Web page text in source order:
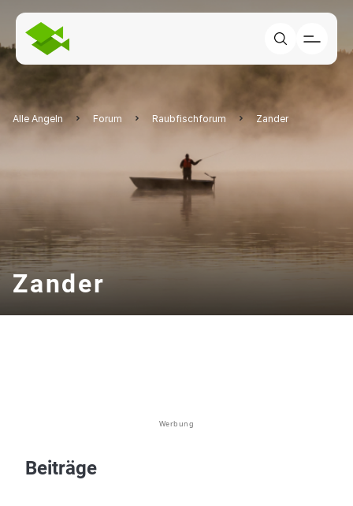
Alle Angeln Forum Raubfischforum Zander
Zander
Werbung
Beiträge